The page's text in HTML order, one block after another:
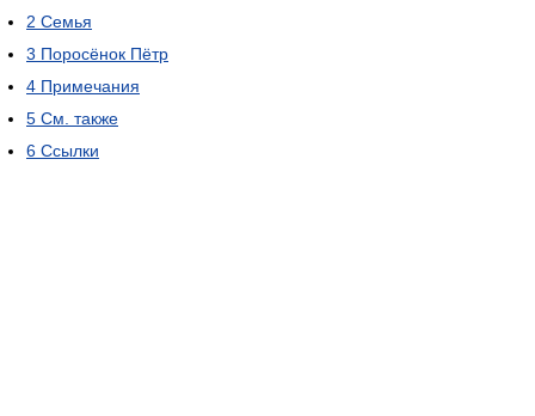
2 Семья
3 Поросёнок Пётр
4 Примечания
5 См. также
6 Ссылки